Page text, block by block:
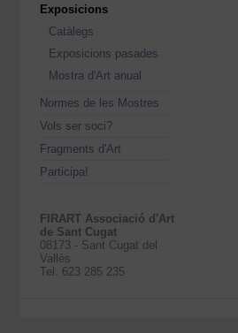
Exposicions
Catàlegs
Exposicions pasades
Mostra d'Art anual
Normes de les Mostres
Vols ser soci?
Fragments d'Art
Participa!
FIRART Associació d'Art
de Sant Cugat
08173 - Sant Cugat del
Vallès
Tel. 623 285 235